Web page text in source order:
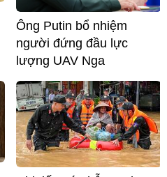
Ông Putin bổ nhiệm
người đứng đầu lực
lượng UAV Nga